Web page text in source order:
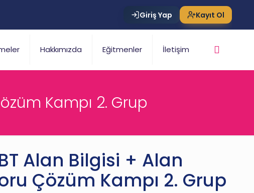
Giriş Yap Kayıt Ol
Hakkımızda Eğitmenler İletişim
Kampı 2. Grup
Alan Bilgisi + Alan
Çözüm Kampı 2. Grup